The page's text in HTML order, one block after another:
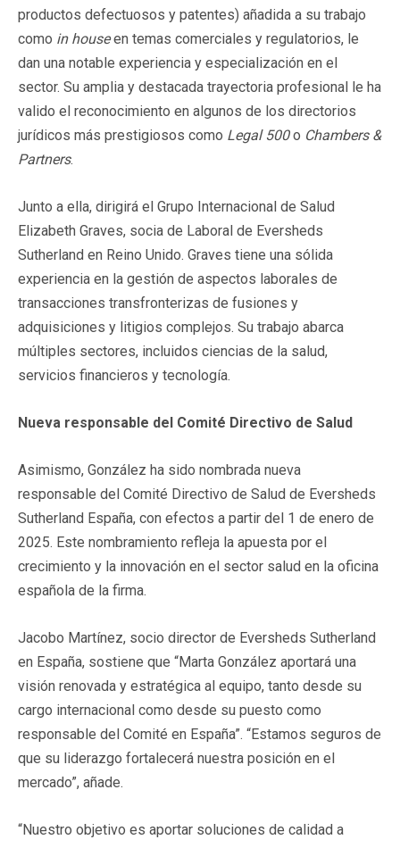
productos defectuosos y patentes) añadida a su trabajo
como in houseen temas comerciales y regulatorios, le
dan una notable experiencia y especialización en el
sector. Su amplia y destacada trayectoria profesional le ha
valido el reconocimiento en algunos de los directorios
jurídicos más prestigiosos como Legal 500o Chambers &
Partners.
Junto a ella, dirigirá el Grupo Internacional de Salud
Elizabeth Graves, socia de Laboral de Eversheds
Sutherland en Reino Unido. Graves tiene una sólida
experiencia en la gestión de aspectos laborales de
transacciones transfronterizas de fusiones y
adquisiciones y litigios complejos. Su trabajo abarca
múltiples sectores, incluidos ciencias de la salud,
servicios financieros y tecnología.
Nueva responsable del Comité Directivo de Salud
Asimismo, González ha sido nombrada nueva
responsable del Comité Directivo de Salud de Eversheds
Sutherland España, con efectos a partir del 1 de enero de
2025. Este nombramiento refleja la apuesta por el
crecimiento y la innovación en el sector salud en la oficina
española de la firma.
Jacobo Martínez, socio director de Eversheds Sutherland
en España, sostiene que “Marta González aportará una
visión renovada y estratégica al equipo, tanto desde su
cargo internacional como desde su puesto como
responsable del Comité en España”. “Estamos seguros de
que su liderazgo fortalecerá nuestra posición en el
mercado”, añade.
“Nuestro objetivo es aportar soluciones de calidad a